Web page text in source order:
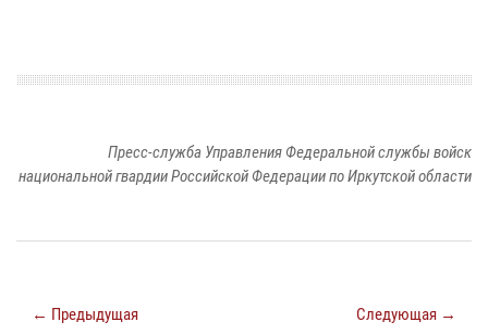
Пресс-служба Управления Федеральной службы войск
национальной гвардии Российской Федерации по Иркутской области
← Предыдущая Следующая →